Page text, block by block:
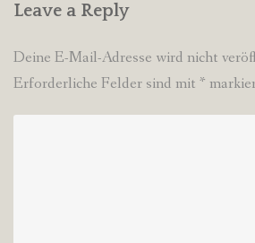
Leave a Reply
Deine E-Mail-Adresse wird nicht
Erforderliche Felder sind mit *